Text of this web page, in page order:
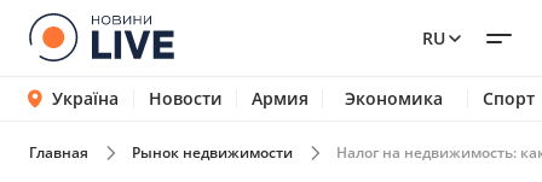
RU
Україна Новости Армия Экономика Спорт
Главная Рынок недвижимости Налог на недвижимость: